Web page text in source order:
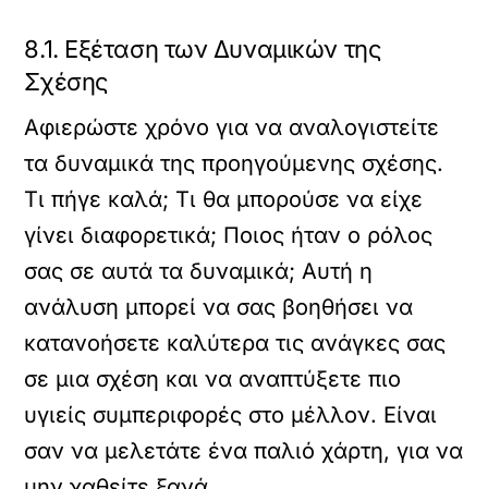
8.1. Εξέταση των Δυναμικών της
Σχέσης
Αφιερώστε χρόνο για να αναλογιστείτε
τα δυναμικά της προηγούμενης σχέσης.
Τι πήγε καλά; Τι θα μπορούσε να είχε
γίνει διαφορετικά; Ποιος ήταν ο ρόλος
σας σε αυτά τα δυναμικά; Αυτή η
ανάλυση μπορεί να σας βοηθήσει να
κατανοήσετε καλύτερα τις ανάγκες σας
σε μια σχέση και να αναπτύξετε πιο
υγιείς συμπεριφορές στο μέλλον. Είναι
σαν να μελετάτε ένα παλιό χάρτη, για να